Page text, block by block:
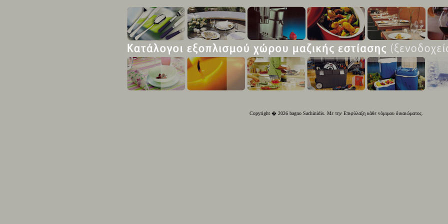
Copyright � 2026 bagno Sachinidis. Με την Επιφύλαξη κάθε νόμιμου δικαιώματος.